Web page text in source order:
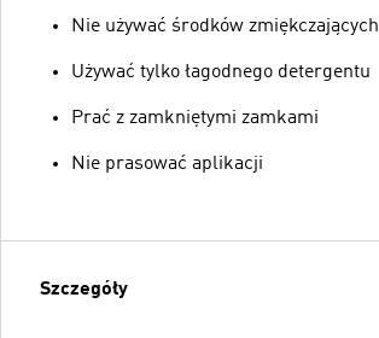
Nie używać środków zmiękczających
Używać tylko łagodnego detergentu
Prać z zamkniętymi zamkami
Nie prasować aplikacji
Szczegóły